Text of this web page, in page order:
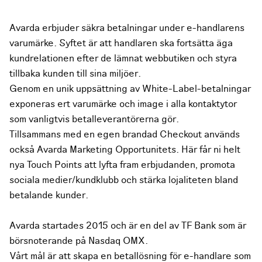
Avarda erbjuder säkra betalningar under e-handlarens
varumärke. Syftet är att handlaren ska fortsätta äga
kundrelationen efter de lämnat webbutiken och styra
tillbaka kunden till sina miljöer.
Genom en unik uppsättning av White-Label-betalningar
exponeras ert varumärke och image i alla kontaktytor
som vanligtvis betalleverantörerna gör.
Tillsammans med en egen brandad Checkout används
också Avarda Marketing Opportunitets. Här får ni helt
nya Touch Points att lyfta fram erbjudanden, promota
sociala medier/kundklubb och stärka lojaliteten bland
betalande kunder.
Avarda startades 2015 och är en del av TF Bank som är
börsnoterande på Nasdaq OMX.
Vårt mål är att skapa en betallösning för e-handlare som